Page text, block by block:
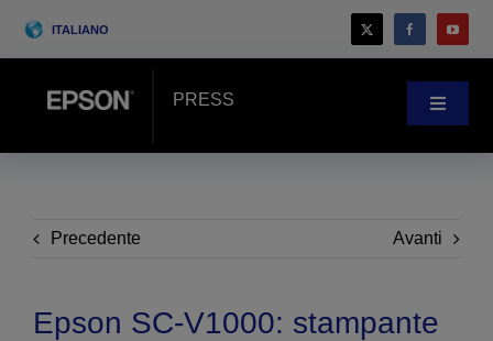
ITALIANO
PRESS
Toggle
Case history
Precedente Avanti
Epson SC-V1000: stampante